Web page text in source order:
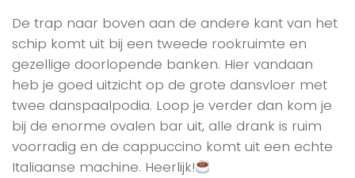
De trap naar boven aan de andere kant van het
schip komt uit bij een tweede rookruimte en
gezellige doorlopende banken. Hier vandaan
heb je goed uitzicht op de grote dansvloer met
twee danspaalpodia. Loop je verder dan kom je
bij de enorme ovalen bar uit, alle drank is ruim
voorradig en de cappuccino komt uit een echte
Italiaanse machine. Heerlijk!